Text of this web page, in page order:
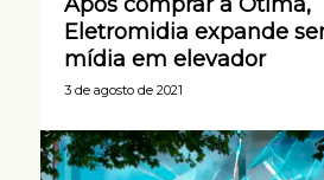
Eletromidia expande
mídia em elevador
3 de agosto de 2021